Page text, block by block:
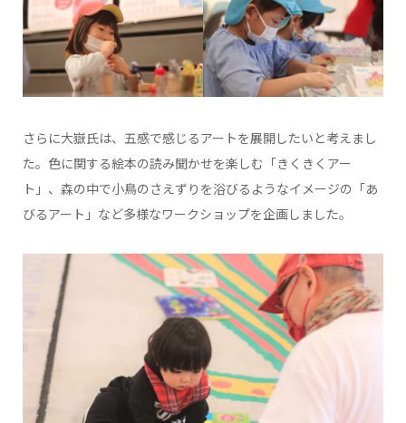
さらに大嶽氏は、五感で感じるアートを展開したいと考えまし
た。色に関する絵本の読み聞かせを楽しむ「きくきくアー
ト」、森の中で小鳥のさえずりを浴びるようなイメージの「あ
びるアート」など多様なワークショップを企画しました。